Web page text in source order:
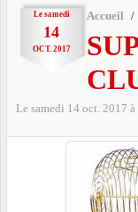
Le samedi
14
OCT. 2017
Accueil
Le samedi 14 oct. 2017 à